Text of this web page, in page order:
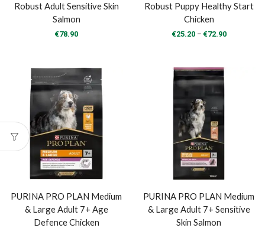
Robust Adult Sensitive Skin
Salmon
€78.90
Robust Puppy Healthy Start
Chicken
€25.20 – €72.90Price
PURINA PRO PLAN Medium
& Large Adult 7+ Age
Defence Chicken
PURINA PRO PLAN Medium
& Large Adult 7+ Sensitive
Skin Salmon